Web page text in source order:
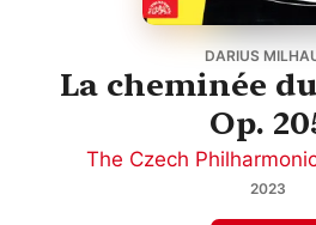
DARIUS
La cheminée
Op.
The Czech
2023